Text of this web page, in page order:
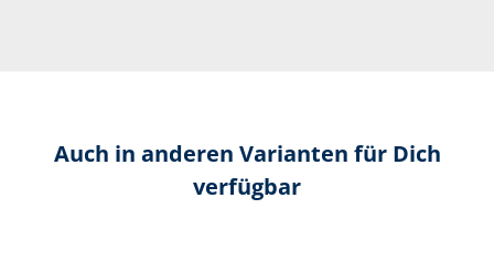
Auch in anderen Varianten für Dich
verfügbar